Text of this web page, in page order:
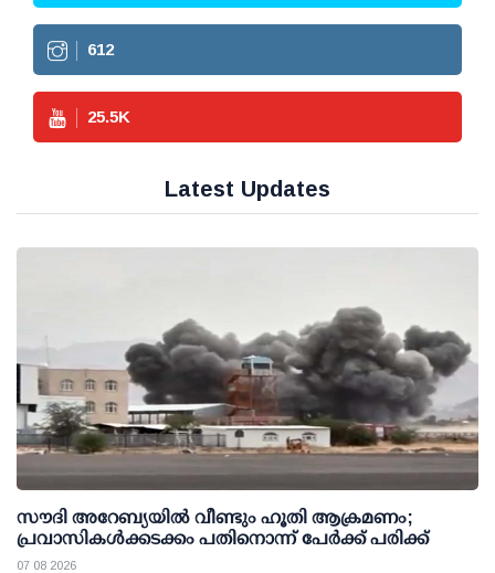
612
25.5K
Latest Updates
സൗദി അറേബ്യയില്‍ വീണ്ടും ഹൂതി ആക്രമണം;
പ്രവാസികള്‍ക്കടക്കം പതിനൊന്ന് പേര്‍ക്ക് പരിക്ക്
07 08 2026